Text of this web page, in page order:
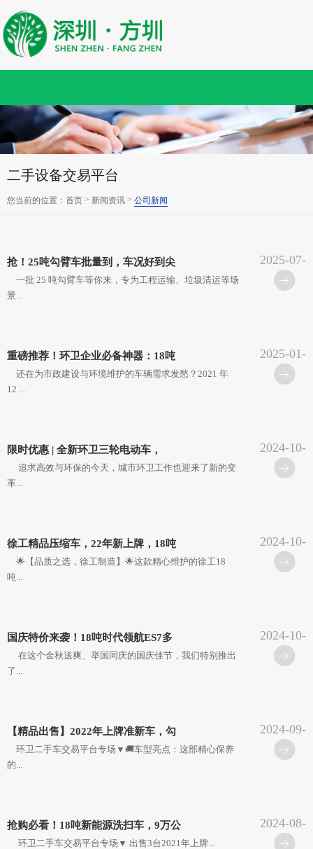
二手设备交易平台
您当前的位置： 首页 > 新闻资讯 > 公司新闻
抢！25吨勾臂车批量到，车况好到尖
一批 25 吨勾臂车等你来，专为工程运输、垃圾清运等场
景...
2025-07-
29
重磅推荐！环卫企业必备神器：18吨
还在为市政建设与环境维护的车辆需求发愁？2021 年
12 ...
2025-01-
09
限时优惠 | 全新环卫三轮电动车，
追求高效与环保的今天，城市环卫工作也迎来了新的变
革...
2024-10-
15
徐工精品压缩车，22年新上牌，18吨
🌟【品质之选，徐工制造】🌟这款精心维护的徐工18
吨...
2024-10-
14
国庆特价来袭！18吨时代领航ES7多
在这个金秋送爽、举国同庆的国庆佳节，我们特别推出
了...
2024-10-
14
【精品出售】2022年上牌准新车，勾
环卫二手车交易平台专场▼🚚车型亮点：这部精心保养
的...
2024-09-
19
抢购必看！18吨新能源洗扫车，9万公
环卫二手车交易平台专场▼ 出售3台2021年上牌...
2024-08-
30